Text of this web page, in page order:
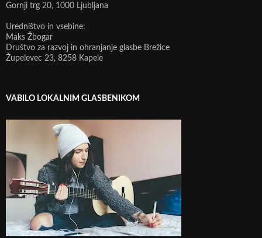
Gornji trg 20, 1000 Ljubljana
Uredništvo in vsebine:
Maks Žbogar
Društvo za razvoj in ohranjanje glasbe Brežice
Župelevec 23, 8258 Kapele
VABILO LOKALNIM GLASBENIKOM